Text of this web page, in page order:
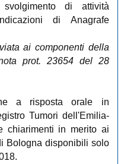
di attività
di Anagrafe
ai componenti della
prot. 23654 del 28
a risposta orale in
Tumori dell'Emilia-
chiarimenti in merito ai
Bologna disponibili solo